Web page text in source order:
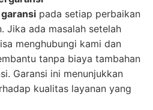
garansi pada setiap perbaikan
Jika ada masalah setelah
menghubungi kami dan
tanpa biaya tambahan
Garansi ini menunjukkan
kualitas layanan yang